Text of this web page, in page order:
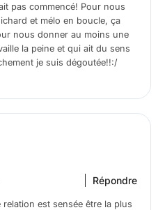
pas commencé! Pour nous
et mélo en boucle, ça
nous donner au moins une
la peine et qui ait du sens
je suis dégoutée!!:/
est sensée être la plus
Répondre